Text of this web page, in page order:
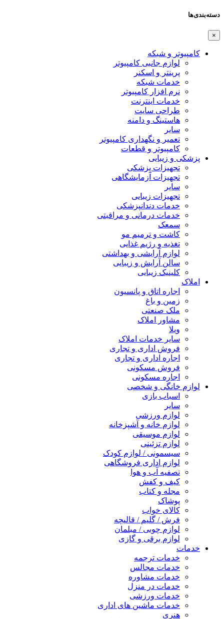
دسته‌بندی‌ها
×
کامپیوتر و شبکه
لوازم جانبی کامپیوتر
پرینتر و اسکنر
خدمات شبکه
نرم افزار کامپیوتر
خدمات اینترنت
طراحی سایت
هاستینگ و دامنه
سایر
تعمیر و نگهداری کامپیوتر
کامپیوتر و قطعات
پزشکی و زیبایی
تجهیزات پزشکی
تجهیزات آزمایشگاهی
سایر
تجهیزات زیبایی
خدمات دندانپزشکی
خدمات درمانی و مراقبتی
سمعک
کاشت و ترمیم مو
تغذیه و رژیم غذایی
لوازم آرایشی و بهداشتی
سالن آرایش و زیبایی
کلینیک زیبایی
املاک
اجاره اتاق و پانسیون
زمین و باغ
ملک صنعتی
مشاور املاک
ویلا
سایر خدمات املاک
فروش اداری و تجاری
اجاره اداری و تجاری
فروش مسکونی
اجاره مسکونی
لوازم خانگی و شخصی
اسباب بازی
سایر
لوازم ورزشی
لوازم خانه و آشپزخانه
لوازم موسیقی
لوازم تزئینی
سیسمونی / لوازم کودک
لوازم اداری فروشگاهی
تصفیه آب و هوا
کیف و کفش
مجله و کتاب
پوشاک
کالای خواب
فرش / گلیم / قالیچه
لوازم چوبی / مبلمان
لوازم برقی و گازی
خدمات
خدمات ترجمه
خدمات مجالس
خدمات مشاوره
خدمات در منزل
خدمات ورزشی
خدمات ماشین های اداری
هنری